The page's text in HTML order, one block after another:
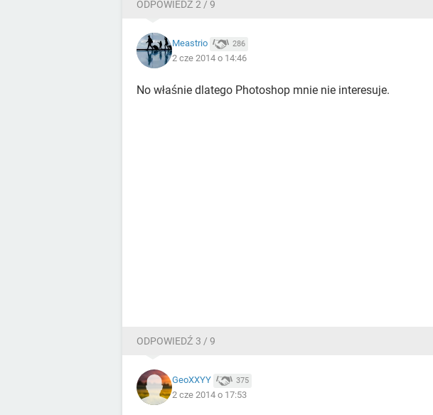
ODPOWIEDŹ 2 / 9
Meastrio 286
2 cze 2014 o 14:46
No właśnie dlatego Photoshop mnie nie interesuje.
ODPOWIEDŹ 3 / 9
GeoXXYY 375
2 cze 2014 o 17:53